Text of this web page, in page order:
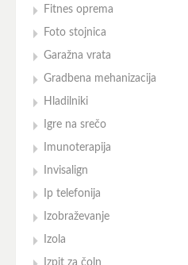
Fitnes oprema
Foto stojnica
Garažna vrata
Gradbena mehanizacija
Hladilniki
Igre na srečo
Imunoterapija
Invisalign
Ip telefonija
Izobraževanje
Izola
Izpit za čoln